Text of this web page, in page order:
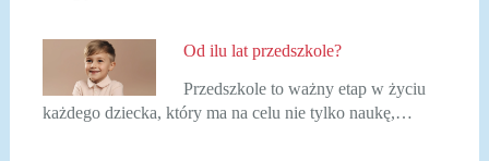
Od ilu lat przedszkole?
Przedszkole to ważny etap w życiu
każdego dziecka, który ma na celu nie tylko naukę,…